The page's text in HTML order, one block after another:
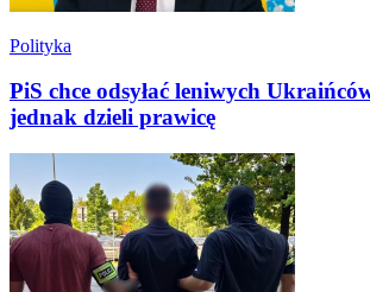
Polityka
PiS chce odsyłać leniwych
jednak dzieli prawicę